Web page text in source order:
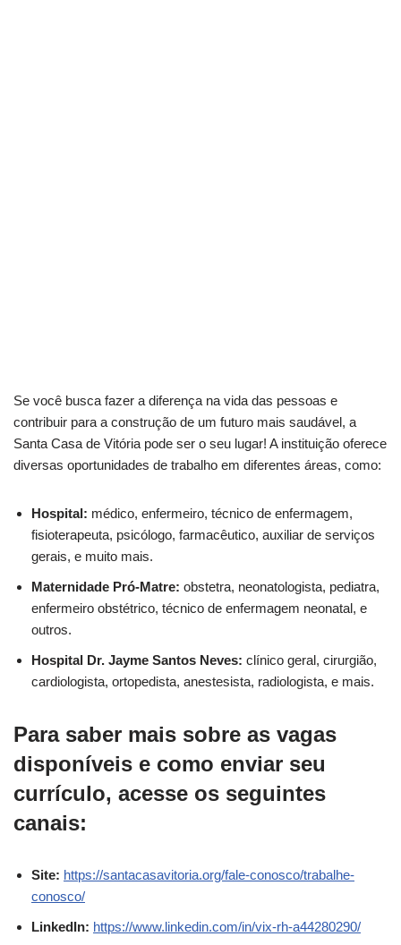
Se você busca fazer a diferença na vida das pessoas e
contribuir para a construção de um futuro mais saudável, a
Santa Casa de Vitória pode ser o seu lugar! A instituição oferece
diversas oportunidades de trabalho em diferentes áreas, como:
Hospital: médico, enfermeiro, técnico de enfermagem,
fisioterapeuta, psicólogo, farmacêutico, auxiliar de serviços
gerais, e muito mais.
Maternidade Pró-Matre: obstetra, neonatologista, pediatra,
enfermeiro obstétrico, técnico de enfermagem neonatal, e
outros.
Hospital Dr. Jayme Santos Neves: clínico geral, cirurgião,
cardiologista, ortopedista, anestesista, radiologista, e mais.
Para saber mais sobre as vagas
disponíveis e como enviar seu
currículo, acesse os seguintes
canais:
Site: https://santacasavitoria.org/fale-conosco/trabalhe-
conosco/
LinkedIn: https://www.linkedin.com/in/vix-rh-a44280290/